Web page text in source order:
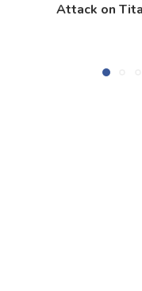
Attack on